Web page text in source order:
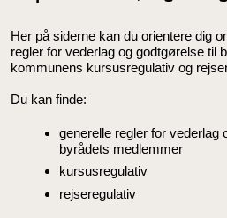
Her på siderne kan du orientere dig
regler for vederlag og godtgørelse til
kommunens kursusregulativ og
Du kan finde:
generelle regler for vederlag
byrådets medlemmer
kursusregulativ
rejseregulativ